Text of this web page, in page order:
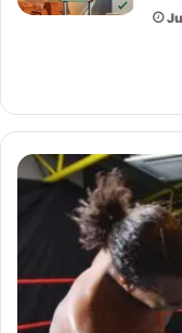
National
Boxing
Championship
नोएडा
भिड़ेंगे